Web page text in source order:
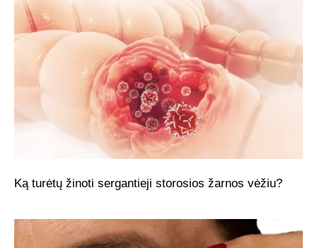
Ką turėtų žinoti sergantieji storosios žarnos vėžiu?